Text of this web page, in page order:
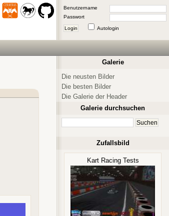
Benutzername
Passwort
Login Autologin
Galerie
Die neusten Bilder
Die besten Bilder
Die Galerie der Header
Galerie durchsuchen
Zufallsbild
Kart Racing Tests